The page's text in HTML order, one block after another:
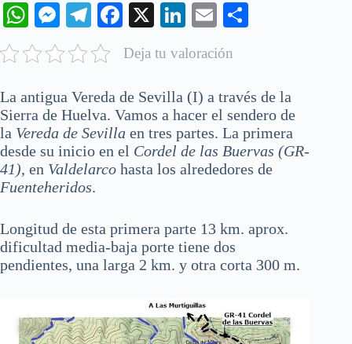
W
ha
ts
A
pp
M
es
se
ng
er
Te
le
gr
a
m
Fa
bo
ok
X
Li
ed
In
E
ail
pa
rti
r
Deja tu valoración
La antigua Vereda de Sevilla (I) a través de la
Sierra de Huelva. Vamos a hacer el sendero de
la Vereda de Sevilla en tres partes. La primera
desde su inicio en el Cordel de las Buervas (GR-
41), en Valdelarco hasta los alrededores de
Fuenteheridos.
Longitud de esta primera parte 13 km. aprox.
dificultad media-baja porte tiene dos
pendientes, una larga 2 km. y otra corta 300 m.